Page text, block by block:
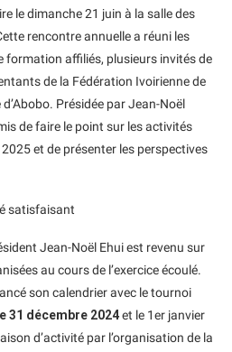
le dimanche 21 juin à la salle des
rencontre annuelle a réuni les
formation affiliés, plusieurs invités de
de la Fédération Ivoirienne de
Présidée par Jean-Noël
de faire le point sur les activités
et de présenter les perspectives
satisfaisant
Jean-Noël Ehui est revenu sur
au cours de l’exercice écoulé.
son calendrier avec le tournoi
31 décembre 2024et le 1er janvier
d’activité par l’organisation de la